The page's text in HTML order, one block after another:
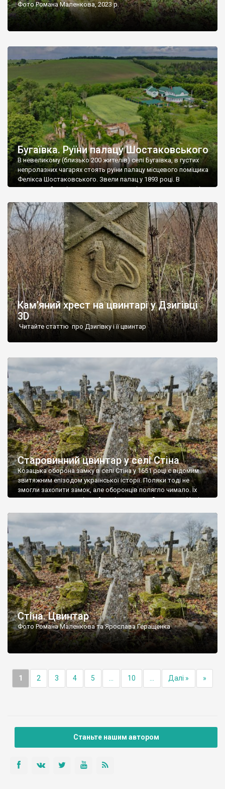
Фото Романа Маленкова, 2023 р.
Бугаївка. Руїни палацу Шостаковського
В невеликому (близько 200 жителів) селі Бугаївка, в густих
непролазних чагарях стоять руїни палацу місцевого поміщика
Фелікса Шостаковського. Звели палац у 1893 році. В
радянський період у ньому спочатку містилася школа, потім
століття тут розмістили туберкульозну лікарню. Коли із
палацу виїхала лікарня – ми точно не […]
Кам’яний хрест на цвинтарі у Дзигівці
3D
Читайте статтю про Дзигівку і її цвинтар
Старовинний цвинтар у селі Стіна
Козацька оборона замку в селі Стіна у 1651 році є відомим
звитяжним епізодом української історії. Поляки тоді не
змогли захопити замок, але оборонців полягло чимало. Їх
поховали на цвинтарі, який тоді називався Замковим. Нині на
ньому чимало хрестів 19 століття, є такі, де епітафії стер […]
Стіна. Цвинтар
Фото Романа Маленкова та Ярослава Геращенка
1 2 3 4 5 10 Далі » »
Станьте нашим автором